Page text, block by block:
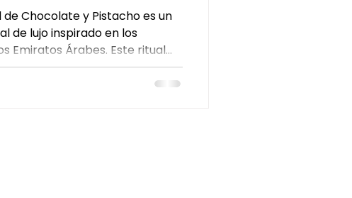
Chocolate y Pistacho es un
de lujo inspirado en los
Emiratos Árabes. Este ritual
de alto impacto como el
el pistacho y el oro corporal,